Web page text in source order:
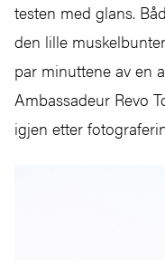
testen med glans.
den lille
par minuttene av en
Ambassadeur Revo
igjen etter